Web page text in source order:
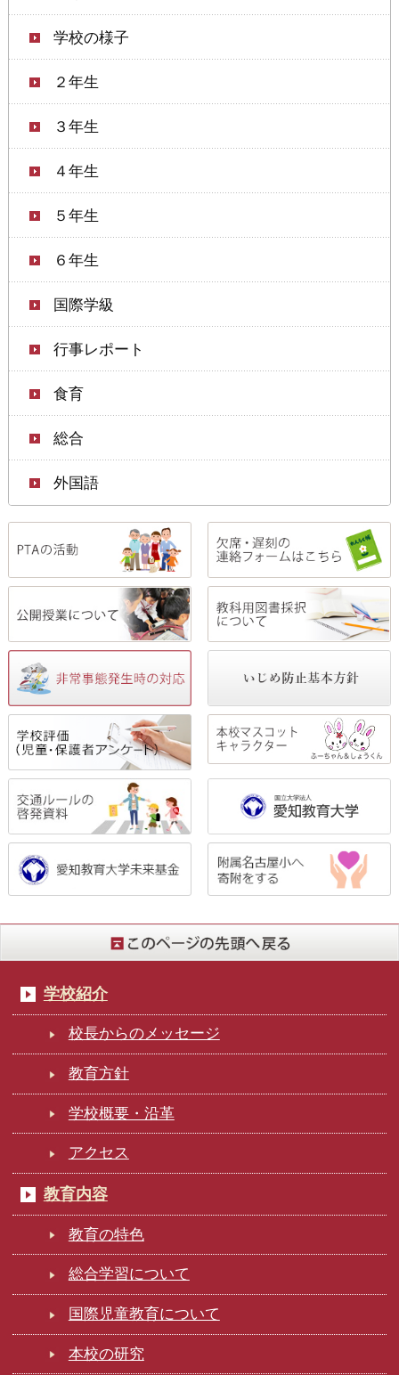
学校の様子
２年生
３年生
４年生
５年生
６年生
国際学級
行事レポート
食育
総合
外国語
学校紹介
校長からのメッセージ
教育方針
学校概要・沿革
アクセス
教育内容
教育の特色
総合学習について
国際児童教育について
本校の研究